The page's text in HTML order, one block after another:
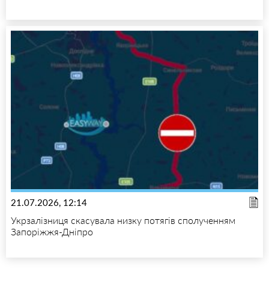
21.07.2026, 12:14
Укрзалізниця скасувала низку потягів сполученням
Запоріжжя-Дніпро